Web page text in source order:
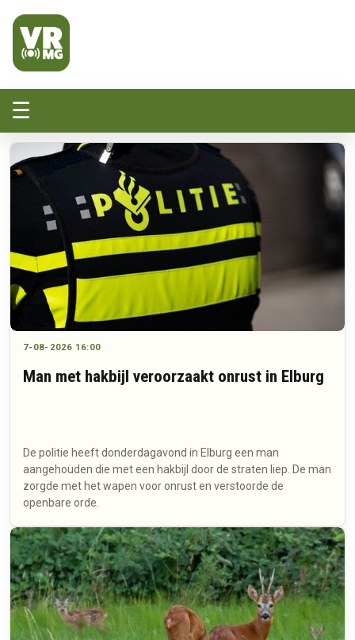
☰
7-08-2026 16:00
Man met hakbijl veroorzaakt onrust in Elburg
De politie heeft donderdagavond in Elburg een man
aangehouden die met een hakbijl door de straten liep. De man
zorgde met het wapen voor onrust en verstoorde de
openbare orde.